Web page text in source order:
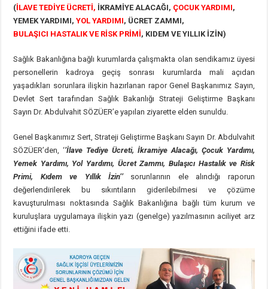
(İLAVE TEDİYE ÜCRETİ, İKRAMİYE ALACAĞI, ÇOCUK YARDIMI,
YEMEK YARDIMI,YOL YARDIMI, ÜCRET ZAMMI,
BULAŞICI HASTALIK VE RİSK PRİMİ, KIDEM VE YILLIK İZİN)
Sağlık Bakanlığına bağlı kurumlarda çalışmakta olan sendikamız üyesi
personellerin kadroya geçiş sonrası kurumlarda mali açıdan
yaşadıkları sorunlara ilişkin hazırlanan rapor Genel Başkanımız Sayın,
Devlet Sert tarafından Sağlık Bakanlığı Strateji Geliştirme Başkanı
Sayın Dr. Abdulvahit SÖZÜER’e yapılan ziyarette elden sunuldu.
Genel Başkanımız Sert, Strateji Geliştirme Başkanı Sayın Dr. Abdulvahit
SÖZÜER’den, ‘’İlave Tediye Ücreti, İkramiye Alacağı, Çocuk Yardımı,
Yemek Yardımı, Yol Yardımı, Ücret Zammı, Bulaşıcı Hastalık ve Risk
Primi, Kıdem ve Yıllık İzin’’sorunlarının ele alındığı raporun
değerlendirilerek bu sıkıntıların giderilebilmesi ve çözüme
kavuşturulması noktasında Sağlık Bakanlığına bağlı tüm kurum ve
kuruluşlara uygulamaya ilişkin yazı (genelge) yazılmasının aciliyet arz
ettiğini ifade etti.